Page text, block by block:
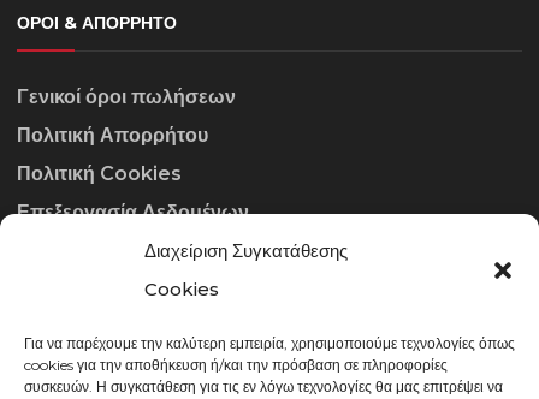
Διαχείριση Συγκατάθεσης
Cookies
Για να παρέχουμε την καλύτερη εμπειρία, χρησιμοποιούμε τεχνολογίες όπως
cookies για την αποθήκευση ή/και την πρόσβαση σε πληροφορίες
συσκευών. Η συγκατάθεση για τις εν λόγω τεχνολογίες θα μας επιτρέψει να
ΌΡΟΙ & ΑΠΌΡΡΗΤΟ
Γενικοί όροι πωλήσεων
Πολιτική Απορρήτου
Πολιτική Cookies
Επεξεργασία Δεδομένων
ΣΤΟΙΧΕΊΑ ΕΠΙΚΟΙΝΩΝΊΑΣ
info@gowithraw.gr